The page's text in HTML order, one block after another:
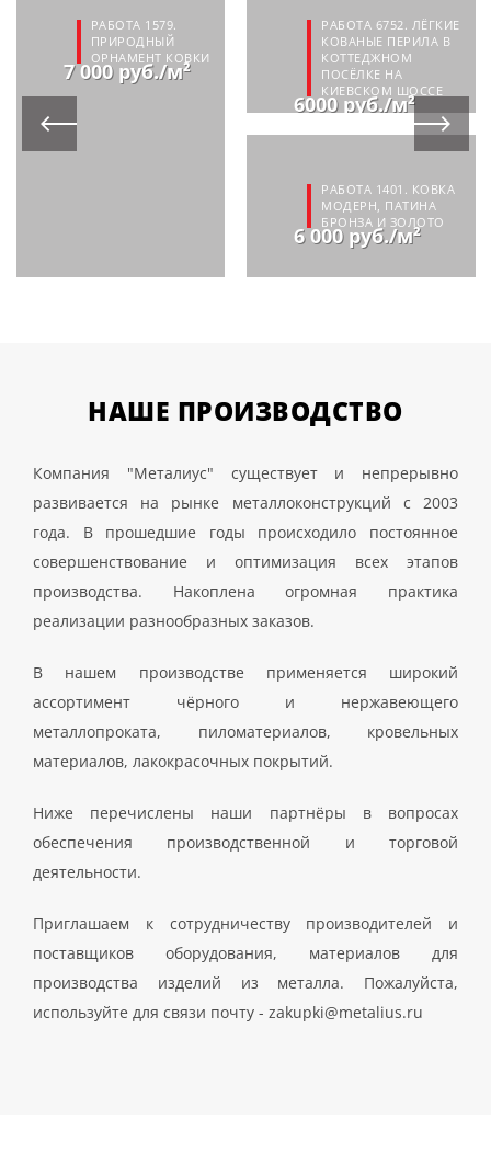
РАБОТА 1579.
ПРИРОДНЫЙ
ОРНАМЕНТ КОВКИ
7 000 руб./м²
РАБОТА 6752. ЛЁГКИЕ
КОВАНЫЕ ПЕРИЛА В
КОТТЕДЖНОМ
ПОСЁЛКЕ НА
КИЕВСКОМ ШОССЕ
6000 руб./м²
РАБОТА 1401. КОВКА
МОДЕРН, ПАТИНА
БРОНЗА И ЗОЛОТО
6 000 руб./м²
НАШЕ ПРОИЗВОДСТВО
Компания "Металиус" существует и непрерывно
развивается на рынке металлоконструкций с 2003
года. В прошедшие годы происходило постоянное
совершенствование и оптимизация всех этапов
производства. Накоплена огромная практика
реализации разнообразных заказов.
В нашем производстве применяется широкий
ассортимент чёрного и нержавеющего
металлопроката, пиломатериалов, кровельных
материалов, лакокрасочных покрытий.
Ниже перечислены наши партнёры в вопросах
обеспечения производственной и торговой
деятельности.
Приглашаем к сотрудничеству производителей и
поставщиков оборудования, материалов для
производства изделий из металла. Пожалуйста,
используйте для связи почту - zakupki@metalius.ru